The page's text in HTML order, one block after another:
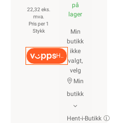
22,32 eks.
mva.
Pris per 1
Stykk
Hurtigkasse
på
lager
Min
butikk
ikke
valgt,
velg
Min
butikk
Hent-i-Butikk